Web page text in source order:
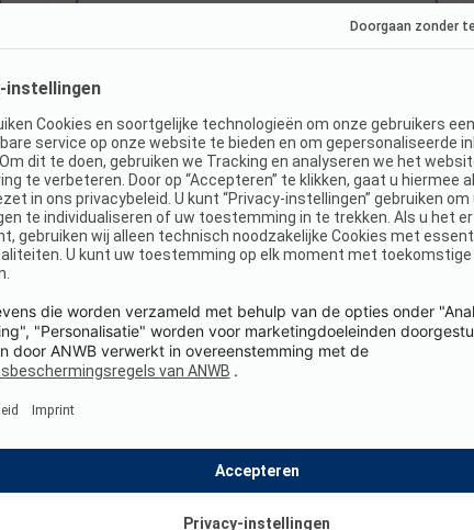
Direct boekbaar
Droomuitzicht op de Zugspitze